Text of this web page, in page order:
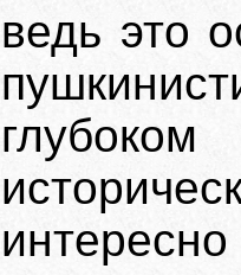
ведь это